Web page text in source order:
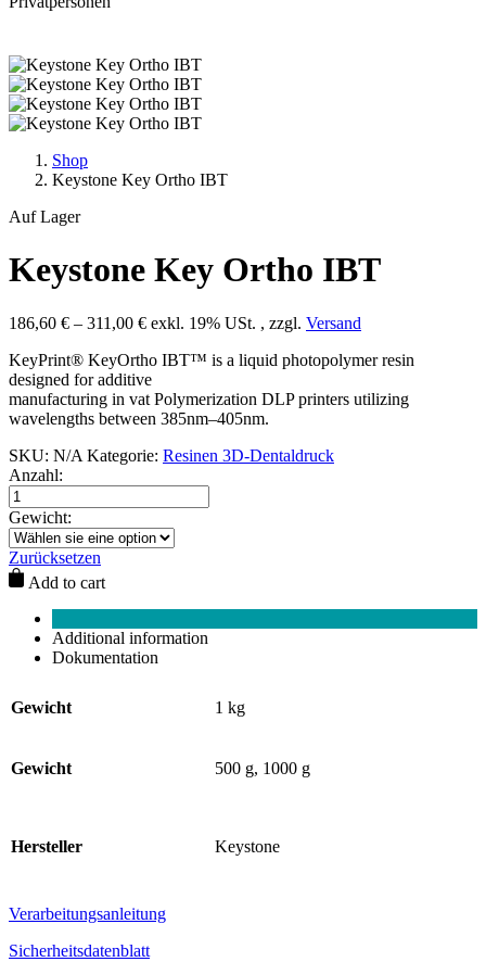
Shop
Keystone Key Ortho IBT
Auf Lager
Keystone Key Ortho IBT
186,60 € – 311,00 € exkl. 19% USt. , zzgl. Versand
KeyPrint® KeyOrtho IBT™ is a liquid photopolymer resin
designed for additive
manufacturing in vat Polymerization DLP printers utilizing
wavelengths between 385nm–405nm.
SKU: N/A Kategorie: Resinen 3D-Dentaldruck
Anzahl:
Gewicht:
Zurücksetzen
Add to cart
Additional information
Dokumentation
Gewicht 1 kg
Gewicht 500 g, 1000 g
Hersteller Keystone
Verarbeitungsanleitung
Sicherheitsdatenblatt